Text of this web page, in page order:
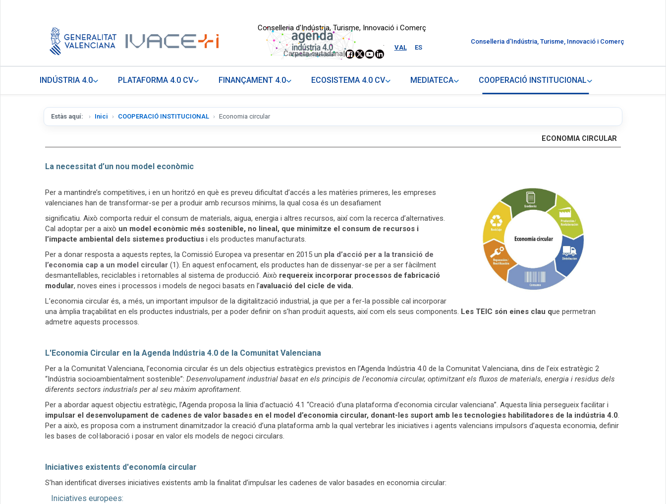
Conselleria d'Indústria, Turisme, Innovació i Comerç
VAL ES
.
Carpeta ciutadana|
Conselleria d'Indústria, Turisme, Innovació i Comerç
INDÚSTRIA 4.0 PLATAFORMA 4.0 CV FINANÇAMENT 4.0 ECOSISTEMA 4.0 CV MEDIATECA COOPERACIÓ INSTITUCIONAL
Estàs aquí: Inici COOPERACIÓ INSTITUCIONAL Economia circular
ECONOMIA CIRCULAR
La necessitat d’un nou model econòmic
Per a mantindre’s competitives, i en un horitzó en què es preveu dificultat d’accés a les matèries primeres, les empreses
valencianes han de transformar-se per a produir amb recursos mínims, la qual cosa és un desafiament
significatiu. Això comporta reduir el consum de materials, aigua, energia i altres recursos, així com la recerca d’alternatives.
Cal adoptar per a això un model econòmic més sostenible, no lineal, que minimitze el consum de recursos i
l’impacte ambiental dels sistemes productius i els productes manufacturats.
Per a donar resposta a aquests reptes, la Comissió Europea va presentar en 2015 un pla d’acció per a la transició de
l’economia cap a un model circular (1). En aquest enfocament, els productes han de dissenyar-se per a ser fàcilment
desmantellables, reciclables i retornables al sistema de producció. Això requereix incorporar processos de fabricació
modular, noves eines i processos i models de negoci basats en l’avaluació del cicle de vida.
L’economia circular és, a més, un important impulsor de la digitalització industrial, ja que per a fer-la possible cal incorporar
una àmplia traçabilitat en els productes industrials, per a poder definir on s’han produït aquests, així com els seus components. Les TEIC són eines clau que permetran
admetre aquests processos.
L'Economia Circular en la Agenda Indústria 4.0 de la Comunitat Valenciana
Per a la Comunitat Valenciana, l’economia circular és un dels objectius estratègics previstos en l’Agenda Indústria 4.0 de la Comunitat Valenciana, dins de l’eix estratègic 2
“Indústria socioambientalment sostenible”: Desenvolupament industrial basat en els principis de l’economia circular, optimitzant els fluxos de materials, energia i residus dels
diferents sectors industrials per al seu màxim aprofitament.
Per a abordar aquest objectiu estratègic, l’Agenda proposa la línia d’actuació 4.1 “Creació d’una plataforma d’economia circular valenciana”. Aquesta línia persegueix facilitar i
impulsar el desenvolupament de cadenes de valor basades en el model d’economia circular, donant-les suport amb les tecnologies habilitadores de la indústria 4.0.
Per a això, es proposa com a instrument dinamitzador la creació d’una plataforma amb la qual vertebrar les iniciatives i agents valencians impulsors d’aquesta economia, definir
les bases de col·laboració i posar en valor els models de negoci circulars.
Iniciatives existents d'economía circular
S’han identificat diverses iniciatives existents amb la finalitat d’impulsar les cadenes de valor basades en economia circular:
Iniciatives europees: